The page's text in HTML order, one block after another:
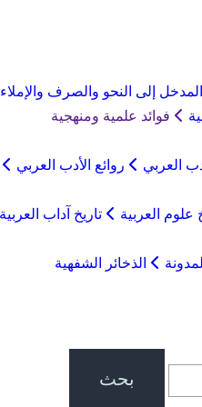
المدخل إلى النحو والصرف والإملاء
فوائد علمية ومنهجية
العربي روائع الأدب العربي
علوم العربية
تاريخ آداب العربية
الذخائر الشفهية